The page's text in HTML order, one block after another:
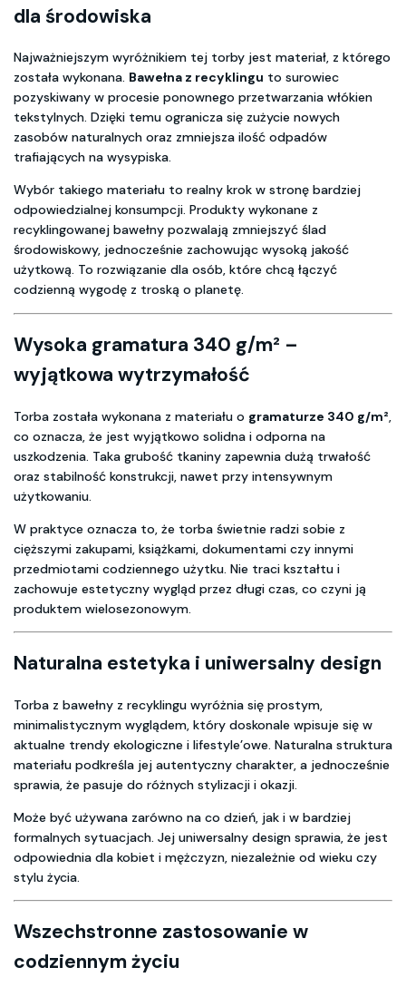
dla środowiska
Najważniejszym wyróżnikiem tej torby jest materiał, z którego
została wykonana. Bawełna z recyklingu to surowiec
pozyskiwany w procesie ponownego przetwarzania włókien
tekstylnych. Dzięki temu ogranicza się zużycie nowych
zasobów naturalnych oraz zmniejsza ilość odpadów
trafiających na wysypiska.
Wybór takiego materiału to realny krok w stronę bardziej
odpowiedzialnej konsumpcji. Produkty wykonane z
recyklingowanej bawełny pozwalają zmniejszyć ślad
środowiskowy, jednocześnie zachowując wysoką jakość
użytkową. To rozwiązanie dla osób, które chcą łączyć
codzienną wygodę z troską o planetę.
Wysoka gramatura 340 g/m² –
wyjątkowa wytrzymałość
Torba została wykonana z materiału o gramaturze 340 g/m²
co oznacza, że jest wyjątkowo solidna i odporna na
uszkodzenia. Taka grubość tkaniny zapewnia dużą trwałość
oraz stabilność konstrukcji, nawet przy intensywnym
użytkowaniu.
W praktyce oznacza to, że torba świetnie radzi sobie z
cięższymi zakupami, książkami, dokumentami czy innymi
przedmiotami codziennego użytku. Nie traci kształtu i
zachowuje estetyczny wygląd przez długi czas, co czyni ją
produktem wielosezonowym.
Naturalna estetyka i uniwersalny design
Torba z bawełny z recyklingu wyróżnia się prostym,
minimalistycznym wyglądem, który doskonale wpisuje się w
aktualne trendy ekologiczne i lifestyle’owe. Naturalna struktura
materiału podkreśla jej autentyczny charakter, a jednocześnie
sprawia, że pasuje do różnych stylizacji i okazji.
Może być używana zarówno na co dzień, jak i w bardziej
formalnych sytuacjach. Jej uniwersalny design sprawia, że jest
odpowiednia dla kobiet i mężczyzn, niezależnie od wieku czy
stylu życia.
Wszechstronne zastosowanie w
codziennym życiu